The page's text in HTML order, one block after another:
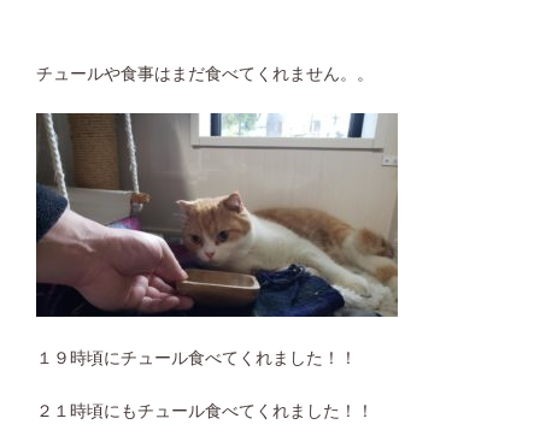
チュールや食事はまだ食べてくれません。。
１９時頃にチュール食べてくれました！！
２１時頃にもチュール食べてくれました！！